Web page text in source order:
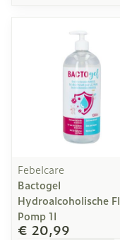
Febelcare
Bactogel
Hydroalcoholische Fl
Pomp 1l
€ 20,99